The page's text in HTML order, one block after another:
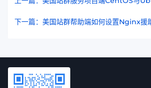
下一篇：美国站群帮助端如何设置Nginx援